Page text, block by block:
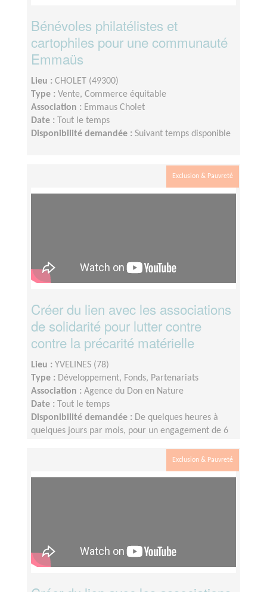
Bénévoles philatélistes et
cartophiles pour une communauté
Emmaüs
Lieu : CHOLET (49300)
Type : Vente, Commerce équitable
Association : Emmaus Cholet
Date :
Tout le temps
Disponibilité demandée : Suivant temps disponible
Exclusion & Pauvreté
Créer du lien avec les associations
de solidarité pour lutter contre
contre la précarité matérielle
Lieu : YVELINES (78)
Type : Développement, Fonds, Partenariats
Association : Agence du Don en Nature
Date :
Tout le temps
Disponibilité demandée : De quelques heures à
quelques jours par mois, pour un engagement de 6
Exclusion & Pauvreté